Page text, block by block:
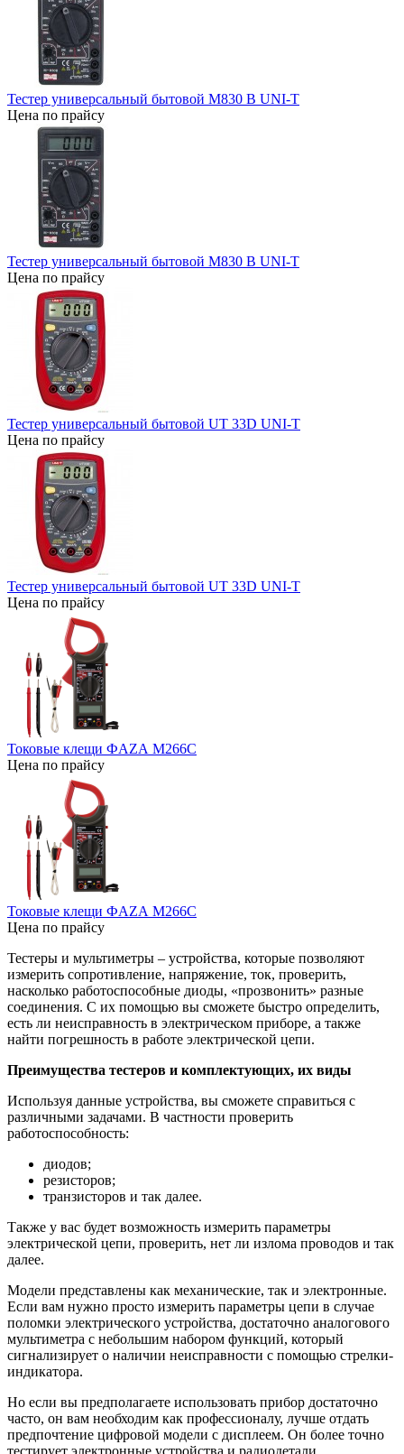
Тестер универсальный бытовой M830 В UNI-T
Цена по прайсу
Тестер универсальный бытовой M830 В UNI-T
Цена по прайсу
Тестер универсальный бытовой UT 33D UNI-T
Цена по прайсу
Тестер универсальный бытовой UT 33D UNI-T
Цена по прайсу
Токовые клещи ФAZА M266C
Цена по прайсу
Токовые клещи ФAZА M266C
Цена по прайсу
Тестеры и мультиметры – устройства, которые позволяют
измерить сопротивление, напряжение, ток, проверить,
насколько работоспособные диоды, «прозвонить» разные
соединения. С их помощью вы сможете быстро определить,
есть ли неисправность в электрическом приборе, а также
найти погрешность в работе электрической цепи.
Преимущества тестеров и комплектующих, их виды
Используя данные устройства, вы сможете справиться с
различными задачами. В частности проверить
работоспособность:
диодов;
резисторов;
транзисторов и так далее.
Также у вас будет возможность измерить параметры
электрической цепи, проверить, нет ли излома проводов и так
далее.
Модели представлены как механические, так и электронные.
Если вам нужно просто измерить параметры цепи в случае
поломки электрического устройства, достаточно аналогового
мультиметра с небольшим набором функций, который
сигнализирует о наличии неисправности с помощью стрелки-
индикатора.
Но если вы предполагаете использовать прибор достаточно
часто, он вам необходим как профессионалу, лучше отдать
предпочтение цифровой модели с дисплеем. Он более точно